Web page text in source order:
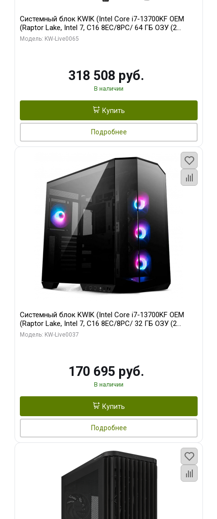
Системный блок KWIK (Intel Core i7-13700KF OEM
(Raptor Lake, Intel 7, C16 8EC/8PC/ 64 ГБ ОЗУ (2
модуля)/ ASUS RTX5080 PROART OC 16GB GDDR7
Модель: KW-Live0065
318 508 руб.
В наличии
Купить
Подробнее
Системный блок KWIK (Intel Core i7-13700KF OEM
(Raptor Lake, Intel 7, C16 8EC/8PC/ 32 ГБ ОЗУ (2
модуля)/ Gigabyte RTX5070 AERO OC 12GB GDDR7
Модель: KW-Live0037
170 695 руб.
В наличии
Купить
Подробнее